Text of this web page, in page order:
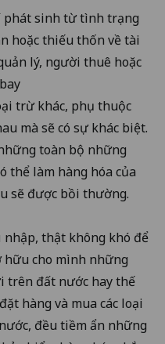
phát sinh từ tình trạng
hoặc thiếu thốn về tài
lý, người thuê hoặc
trừ khác, phụ thuộc
mà sẽ có sự khác biệt.
toàn bộ những
thể làm hàng hóa của
sẽ được bồi thường.
thật không khó để
hữu cho mình những
trên đất nước hay thế
hàng và mua các loại
đều tiềm ẩn những